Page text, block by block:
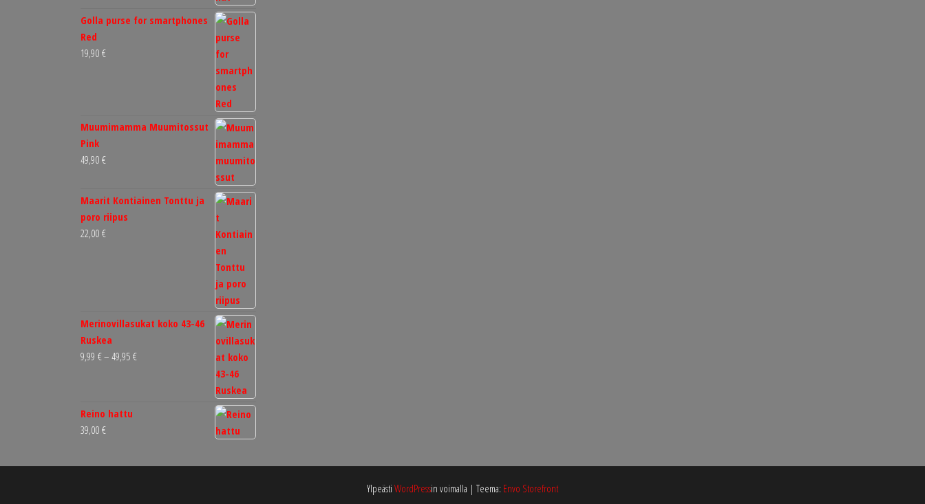
Golla purse for smartphones
Red
19,90 €
Muumimamma Muumitossut
Pink
49,90 €
Maarit Kontiainen Tonttu ja
poro riipus
22,00 €
Merinovillasukat koko 43-46
Ruskea
9,99 €– 49,95 €Hintaluokka:
Reino hattu
39,00 €
Ylpeästi WordPressin voimalla | Teema: Envo Storefront